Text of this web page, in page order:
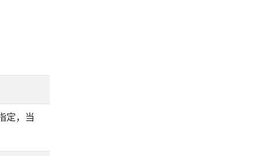
定，当